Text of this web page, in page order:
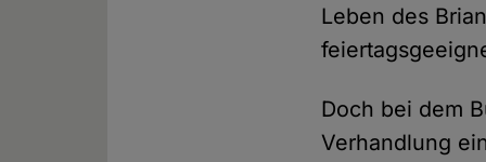
Leben des
Doch bei dem
Verhandlung